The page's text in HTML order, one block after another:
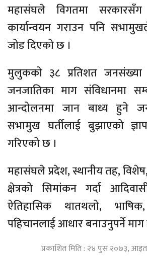
महासंघले विगतमा
कार्यान्वयन गराउन पनि
जोड दिएको छ ।
मुलुकको ३८ प्रतिशत जनसंख्या
जनजातिका माग संविधानमा
आन्दोलनमा जान बाध्य हुने
सभामुख घर्तीलाई बुझाएको
गरिएको छ ।
महासंघले प्रदेश, स्थानीय तह, विशेष,
क्षेत्रको सिमांकन गर्दा
ऐतिहासिक थातथलो,
पहिचानलाई आधार बनाउनुपर्ने
प्रकाशित मिति : २४ पुस २०७३,